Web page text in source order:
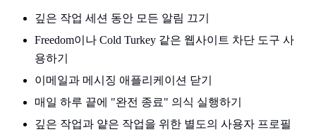
깊은 작업 세션 동안 모든 알림 끄기
Freedom이나 Cold Turkey 같은 웹사이트 차단 도구 사
용하기
이메일과 메시징 애플리케이션 닫기
매일 하루 끝에 "완전 종료" 의식 실행하기
깊은 작업과 얕은 작업을 위한 별도의 사용자 프로필